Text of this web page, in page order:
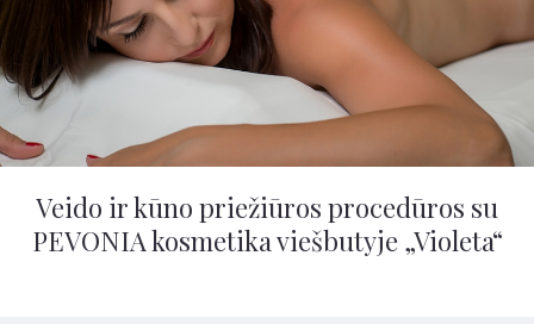
Veido ir kūno priežiūros procedūros su
PEVONIA kosmetika viešbutyje „Violeta“